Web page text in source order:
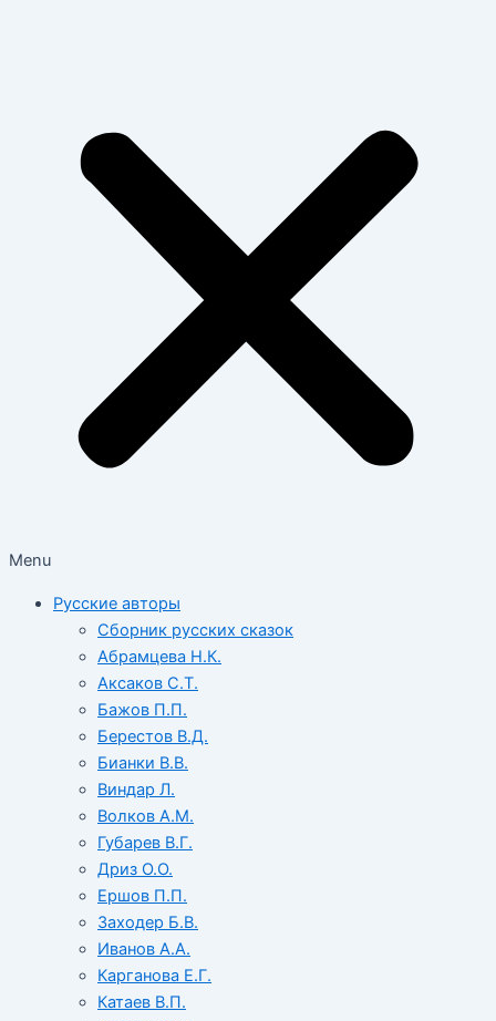
Menu
Русские авторы
Сборник русских сказок
Абрамцева Н.К.
Аксаков С.Т.
Бажов П.П.
Берестов В.Д.
Бианки В.В.
Виндар Л.
Волков А.М.
Губарев В.Г.
Дриз О.О.
Ершов П.П.
Заходер Б.В.
Иванов А.А.
Карганова Е.Г.
Катаев В.П.